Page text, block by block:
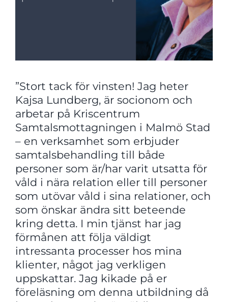
”Stort tack för vinsten! Jag heter
Kajsa Lundberg, är socionom och
arbetar på Kriscentrum
Samtalsmottagningen i Malmö Stad
– en verksamhet som erbjuder
samtalsbehandling till både
personer som är/har varit utsatta för
våld i nära relation eller till personer
som utövar våld i sina relationer, och
som önskar ändra sitt beteende
kring detta. I min tjänst har jag
förmånen att följa väldigt
intressanta processer hos mina
klienter, något jag verkligen
uppskattar. Jag kikade på er
föreläsning om denna utbildning då